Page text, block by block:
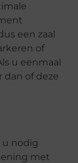
een zaal
of
u eenmaal
dan of deze
u nodig
met